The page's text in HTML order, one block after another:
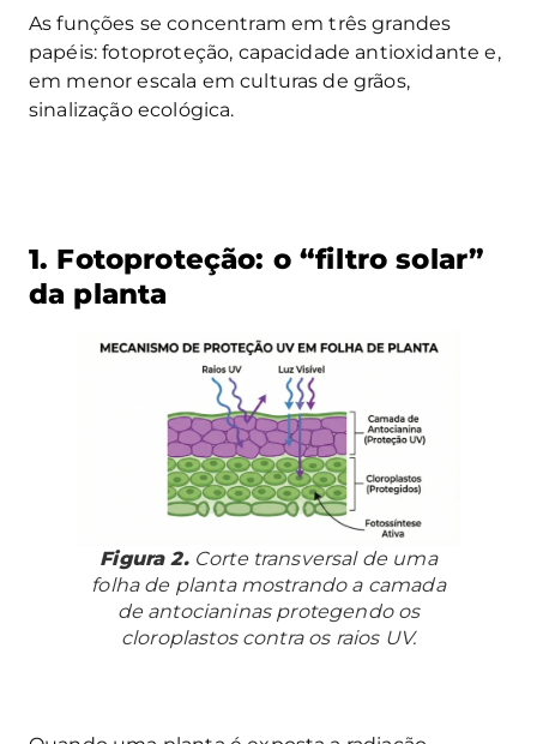
As funções se concentram em três grandes
papéis: fotoproteção, capacidade antioxidante e,
em menor escala em culturas de grãos,
sinalização ecológica.
1. Fotoproteção: o “filtro solar”
da planta
Figura 2.Corte transversal de uma
folha de planta mostrando a camada
de antocianinas protegendo os
cloroplastos contra os raios UV.